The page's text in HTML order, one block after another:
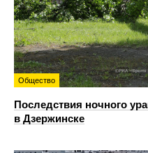
Общество
Последствия ночного
в Дзержинске